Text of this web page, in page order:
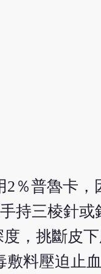
2％普魯卡，
持三棱針或
，挑斷皮
料壓迫止血